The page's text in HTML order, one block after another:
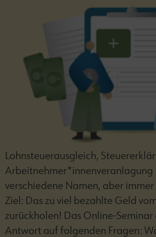
Lohnsteuerausgleich,
Arbeitnehmer*innenveranlagung
verschiedene Namen, aber
Ziel: Das zu viel bezahlte Geld
zurückholen! Das Online-Seminar
Antwort auf folgenden Fragen: